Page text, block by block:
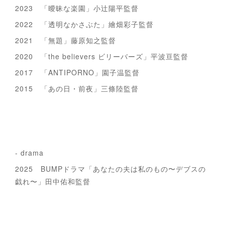
2023 「曖昧な楽園」小辻陽平監督
2022 「透明なかさぶた」繪畑彩子監督
2021 「無題」藤原知之監督
2020 「the believers ビリーバーズ」平波亘監督
2017 「ANTIPORNO」園子温監督
2015 「あの日・前夜」三條陸監督
- drama
2025 BUMPドラマ「あなたの夫は私のもの〜デブスの
戯れ〜」田中佑和監督